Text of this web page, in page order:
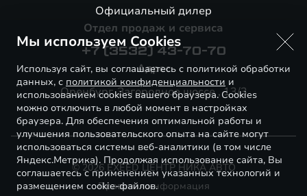
Официальный дилер
Отдел продаж и сервиса
+7 (3532) 43-70-70
Адрес
Оренбург, Загородное шоссе , 13/3
© 2026 EXEED ЦЕНТР НИКА АВТО
Правовая информация
Мы используем Cookies
Используя сайт, вы соглашаетесь с политикой обработки
данных, с политикой конфиденциальности и
использованием cookies вашего браузера. Cookies
можно отключить в любой момент в настройках
браузера. Для обеспечения оптимальной работы и
улучшения пользовательского опыта на сайте могут
использоваться системы веб-аналитики (в том числе
Яндекс.Метрика). Продолжая использование сайта, Вы
соглашаетесь с применением указанных технологий и
размещением cookie-файлов.